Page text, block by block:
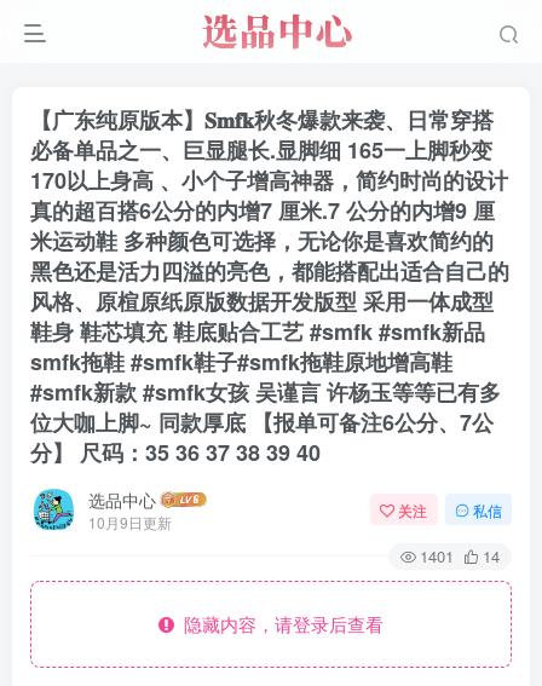
【广东纯原版本】𝐒𝐦𝐟𝐤秋冬爆款来袭、日常穿搭
必备单品之一、巨显腿长.显脚细 165一上脚秒变
170以上身高 、小个子增高神器，简约时尚的设计
真的超百搭6公分的内增7 厘米.7 公分的内增9 厘
米运动鞋 多种颜色可选择，无论你是喜欢简约的
黑色还是活力四溢的亮色，都能搭配出适合自己的
风格、原楦原纸原版数据开发版型 采用一体成型
鞋身 鞋芯填充 鞋底贴合工艺 #smfk #smfk新品
smfk拖鞋 #smfk鞋子#smfk拖鞋原地增高鞋
#smfk新款 #smfk女孩 吴谨言 许杨玉等等已有多
位大咖上脚~ 同款厚底 【报单可备注6公分、7公
分】 尺码：35 36 37 38 39 40
选品中心
10月9日更新
关注 私信
1401 14
隐藏内容，请登录后查看